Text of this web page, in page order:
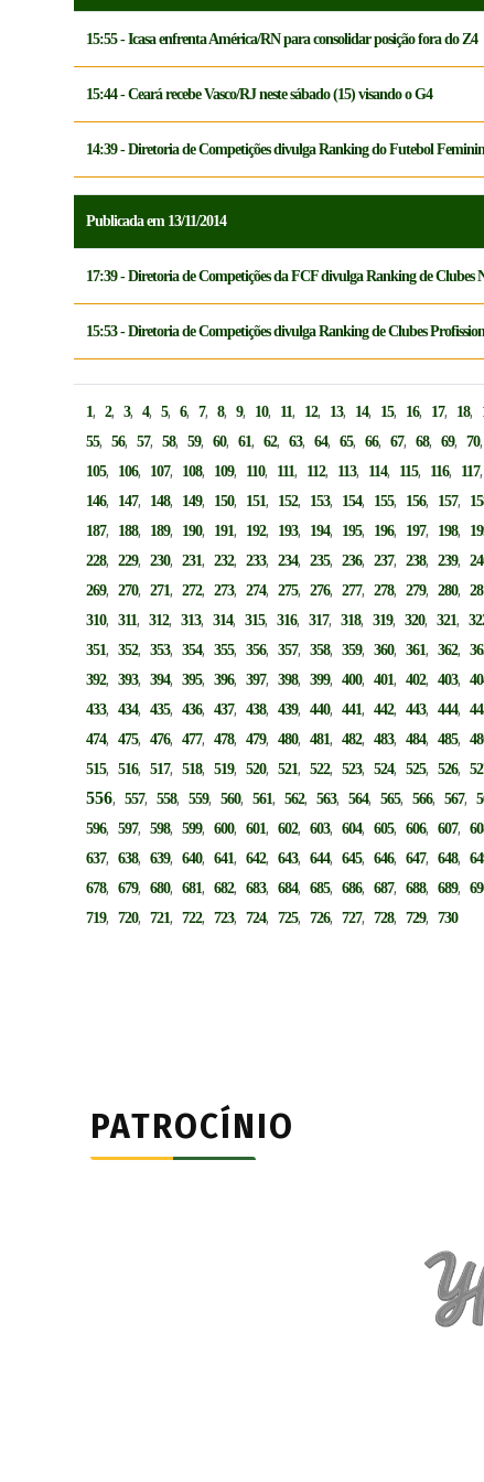
15:55 - Icasa enfrenta América/RN para consolidar posição fora do Z4
15:44 - Ceará recebe Vasco/RJ neste sábado (15) visando o G4
14:39 - Diretoria de Competições divulga Ranking do Futebol
Publicada em 13/11/2014
17:39 - Diretoria de Competições da FCF divulga Ranking de Clubes
15:53 - Diretoria de Competições divulga Ranking de Clubes
1,2,3,4,5,6,7,8,9, 10, 11, 12, 13, 14, 15, 16, 17, 18,
55,56,57,58,59,60,61,62,63,64,65,66,67,68,69,70
105, 106, 107, 108, 109, 110, 111, 112, 113, 114, 115, 116, 117,
146, 147, 148, 149, 150, 151, 152, 153, 154, 155, 156, 157,
187, 188, 189, 190, 191, 192, 193, 194, 195, 196, 197, 198,
228,229,230,231,232,233,234,235,236,237,238,239,
269,270,271,272,273,274,275,276,277,278,279,280,
310,311,312,313,314,315,316,317,318,319,320,321,
351,352,353,354,355,356,357,358,359,360,361,362,
392,393,394,395,396,397,398,399,400,401,402,403,
433,434,435,436,437,438,439,440,441,442,443,444,
474,475,476,477,478,479,480,481,482,483,484,485,
515,516,517,518,519,520,521,522,523,524,525,526,
556,557,558,559,560,561,562,563,564,565,566,567,
596,597,598,599,600,601,602,603,604,605,606,607,
637,638,639,640,641,642,643,644,645,646,647,648,
678,679,680,681,682,683,684,685,686,687,688,689,
719,720,721,722,723,724,725,726,727,728,729,730
PATROCÍNIO